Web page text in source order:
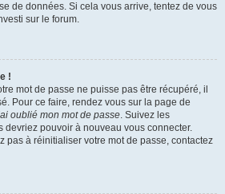
de données. Si cela vous arrive, tentez de vous
sur le forum.
!
mot de passe ne puisse pas être récupéré, il
Pour ce faire, rendez vous sur la page de
oublié mon mot de passe. Suivez les
devriez pouvoir à nouveau vous connecter.
pas à réinitialiser votre mot de passe, contactez